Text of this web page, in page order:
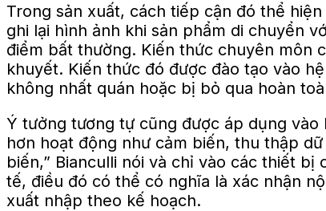
Trong sản xuất, cách tiếp cận đó thể
ghi lại hình ảnh khi sản phẩm di chuyển
điểm bất thường. Kiến thức chuyên môn
khuyết. Kiến thức đó được đào tạo vào
không nhất quán hoặc bị bỏ qua hoàn
Ý tưởng tương tự cũng được áp dụng
hơn hoạt động như cảm biến, thu thập
biến,” Bianculli nói và chỉ vào các thiết
tế, điều đó có thể có nghĩa là xác nhận
xuất nhập theo kế hoạch.